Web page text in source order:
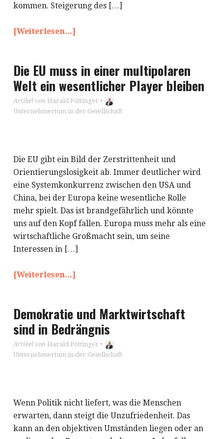
kommen. Steigerung des […]
[Weiterlesen...]
Die EU muss in einer multipolaren
Welt ein wesentlicher Player bleiben
Artikel von Harald Pöttinger •
Unternehmertum in der Gesellschaft
Die EU gibt ein Bild der Zerstrittenheit und
Orientierungslosigkeit ab. Immer deutlicher wird
eine Systemkonkurrenz zwischen den USA und
China, bei der Europa keine wesentliche Rolle
mehr spielt. Das ist brandgefährlich und könnte
uns auf den Kopf fallen. Europa muss mehr als eine
wirtschaftliche Großmacht sein, um seine
Interessen in […]
[Weiterlesen...]
Demokratie und Marktwirtschaft
sind in Bedrängnis
Artikel von Harald Pöttinger •
Unternehmertum in der Gesellschaft
Wenn Politik nicht liefert, was die Menschen
erwarten, dann steigt die Unzufriedenheit. Das
kann an den objektiven Umständen liegen oder an